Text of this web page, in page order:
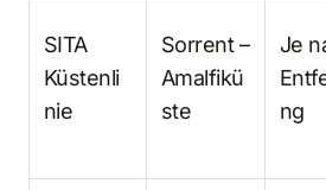
SITA
Küstenli
nie
Sorrent –
Amalfikü
ste
Je
ng